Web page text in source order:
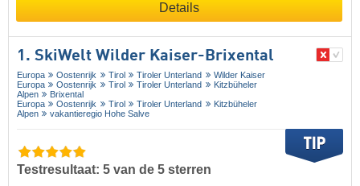
Details
1. SkiWelt Wilder Kaiser-Brixental
Europa Oostenrijk Tirol Tiroler Unterland
Wilder Kaiser
Europa
Oostenrijk Tirol Tiroler Unterland
Kitzbüheler
Alpen
Brixental
Europa
Oostenrijk Tirol Tiroler Unterland
Kitzbüheler
Alpen
vakantieregio Hohe Salve
Testresultaat: 5 van de 5 sterren